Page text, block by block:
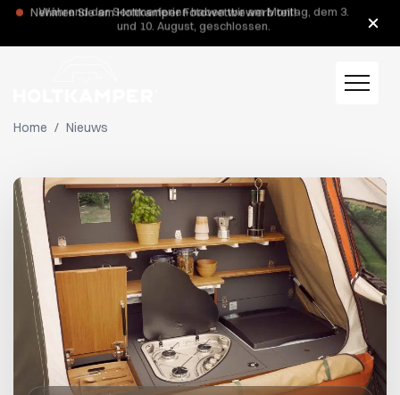
Nehmen Sie am Holtkamper Fotowettbewerb teil!
Während der Sommerferien haben wir am Montag, dem 3.
und 10. August, geschlossen.
Home / Nieuws